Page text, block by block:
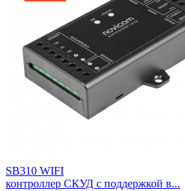
SB310 WIFI
контроллер СКУД с поддержкой в...